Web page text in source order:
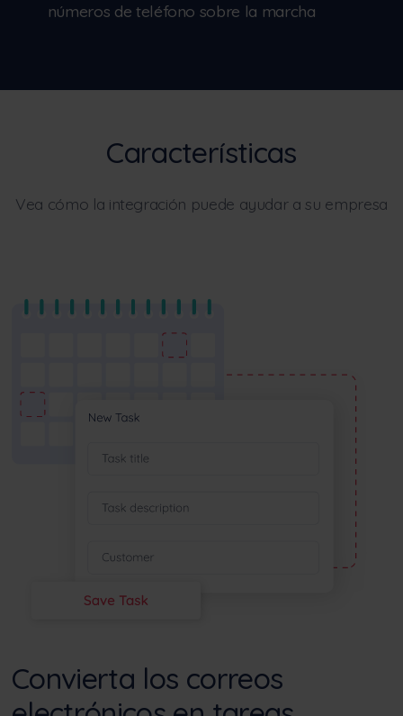
números de teléfono sobre la marcha
Características
Vea cómo la integración puede ayudar a su empresa
Convierta los correos